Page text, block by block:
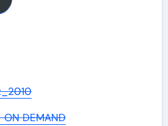
ON DEMAND